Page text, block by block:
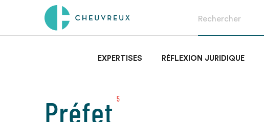
EXPERTISES RÉFLEXION JURIDIQUE
Préfet 5